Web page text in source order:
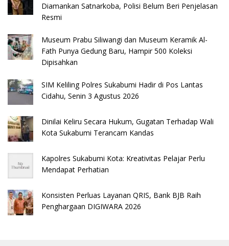
Diamankan Satnarkoba, Polisi Belum Beri Penjelasan
Resmi
Museum Prabu Siliwangi dan Museum Keramik Al-
Fath Punya Gedung Baru, Hampir 500 Koleksi
Dipisahkan
SIM Keliling Polres Sukabumi Hadir di Pos Lantas
Cidahu, Senin 3 Agustus 2026
Dinilai Keliru Secara Hukum, Gugatan Terhadap Wali
Kota Sukabumi Terancam Kandas
Kapolres Sukabumi Kota: Kreativitas Pelajar Perlu
Mendapat Perhatian
Konsisten Perluas Layanan QRIS, Bank BJB Raih
Penghargaan DIGIWARA 2026